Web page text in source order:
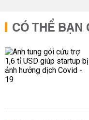
CÓ THỂ BẠN